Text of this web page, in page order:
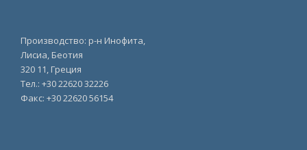
Производство: р-н Инофита,
Лисиа, Беотия
320 11, Греция
Тел.: +30 22620 32226
Факс: +30 22620 56154